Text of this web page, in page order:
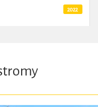
Před vánočními
2022